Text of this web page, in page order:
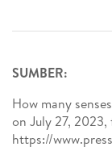
SUMBER:
How many
on July 27, 2023,
https://